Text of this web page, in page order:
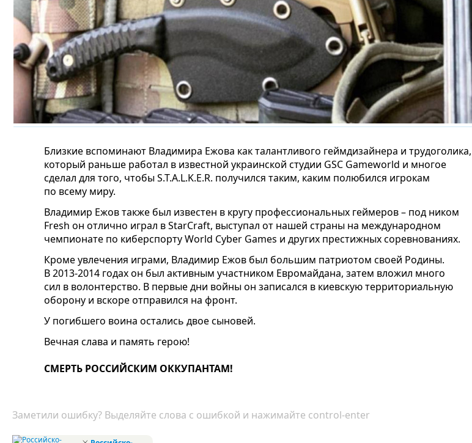
Близкие вспоминают Владимира Ежова как талантливого геймдизайнера и трудоголика,
который раньше работал в известной украинской студии GSC Gameworld и многое
сделал для того, чтобы S.T.A.L.K.E.R. получился таким, каким полюбился игрокам
по всему миру.
Владимир Ежов также был известен в кругу профессиональных геймеров – под ником
Fresh он отлично играл в StarCraft, выступал от нашей страны на международном
чемпионате по киберспорту World Cyber Games и других престижных соревнованиях.
Кроме увлечения играми, Владимир Ежов был большим патриотом своей Родины.
В 2013-2014 годах он был активным участником Евромайдана, затем вложил много
сил в волонтерство. В первые дни войны он записался в киевскую территориальную
оборону и вскоре отправился на фронт.
У погибшего воина остались двое сыновей.
Вечная слава и память герою!
СМЕРТЬ РОССИЙСКИМ ОККУПАНТАМ!
Заметили ошибку? Выделяйте слова с ошибкой и нажимайте control-enter